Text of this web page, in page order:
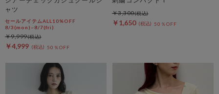
ャツ
セールアイテムALL10%OFF
8/3(mon)~8/7(fri)
￥4,999 50％OFF
￥9,999
￥1,650 50％OFF
￥3,300